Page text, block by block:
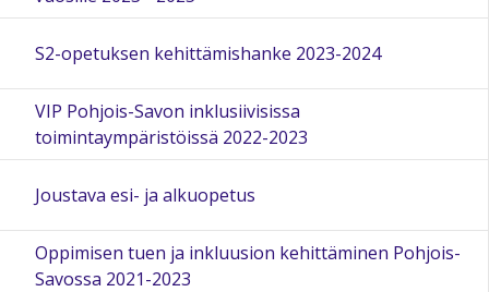
S2-opetuksen kehittämishanke 2023-2024
VIP Pohjois-Savon inklusiivisissa
toimintaympäristöissä 2022-2023
Joustava esi- ja alkuopetus
Oppimisen tuen ja inkluusion kehittäminen Pohjois-
Savossa 2021-2023